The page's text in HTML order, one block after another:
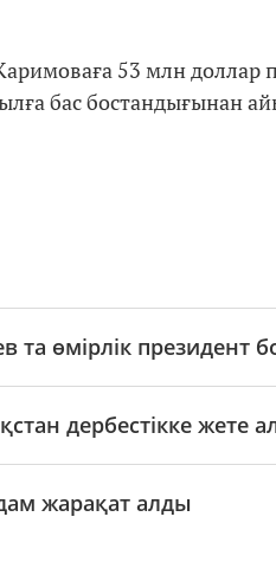
53 млн доллар
бас бостандығынан
та өмірлік президент
дербестікке жете
жарақат алды